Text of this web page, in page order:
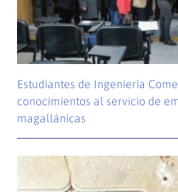
Estudiantes de Ingeniería
conocimientos al servicio de
magallánicas